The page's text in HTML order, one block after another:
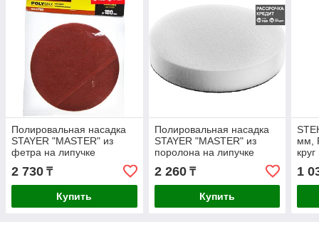
Полировальная насадка
STAYER "MASTER" из
фетра на липучке
2 730 ₸
Купить
Полировальная насадка
STAYER "MASTER" из
поролона на липучке
2 260₸
Купить
мм,
1